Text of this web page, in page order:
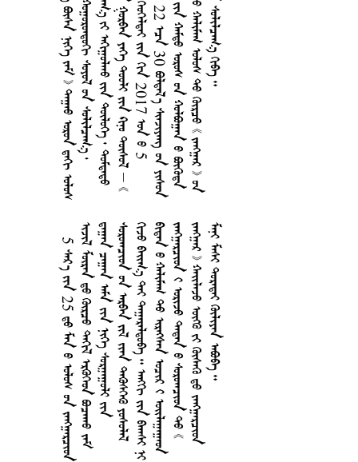
                                2017  5 22  30              
5  25                                               